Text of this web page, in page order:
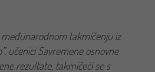
takmičenju iz
učenici Savremene osnovne
rezultate, takmičeći se s